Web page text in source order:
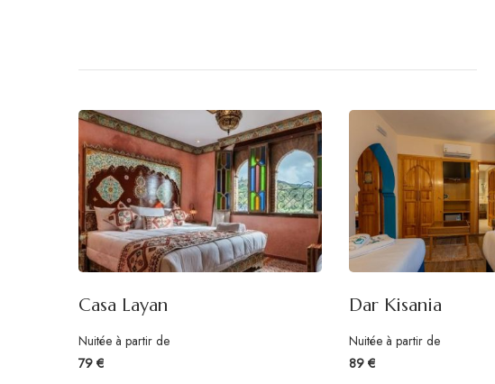
Casa Layan
Nuitée à partir de
79 €
Dar Kisania
Nuitée à partir de
89 €